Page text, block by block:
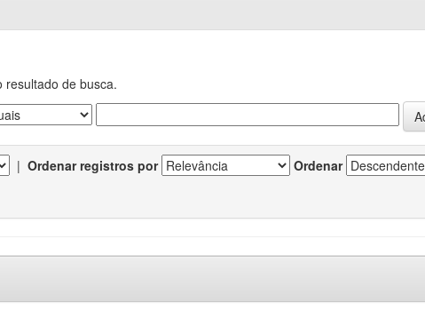
resultado de busca.
| Ordenar registros por Ordenar